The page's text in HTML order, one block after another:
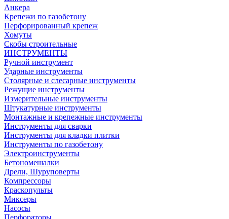
Анкера
Крепежи по газобетону
Перфорированный крепеж
Хомуты
Скобы строительные
ИНСТРУМЕНТЫ
Ручной инструмент
Ударные инструменты
Столярные и слесарные инструменты
Режущие инструменты
Измерительные инструменты
Штукатурные инструменты
Монтажные и крепежные инструменты
Инструменты для сварки
Инструменты для кладки плитки
Инструменты по газобетону
Электроинструменты
Бетономешалки
Дрели, Шуруповерты
Компрессоры
Краскопульты
Миксеры
Насосы
Перфораторы